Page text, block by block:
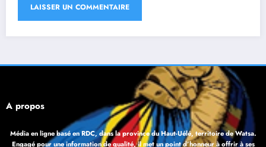
À propos
Média en ligne basé en RDC, dans la province du Haut-Uélé, territoire de Watsa.
Engagé pour une information de qualité, il met un point d’honneur à offrir à ses